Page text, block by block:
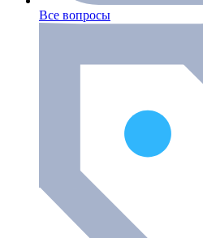
Все вопросы